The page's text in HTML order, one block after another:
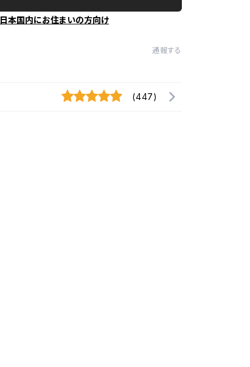
日本国内にお住まいの方向け
通報する
(447)